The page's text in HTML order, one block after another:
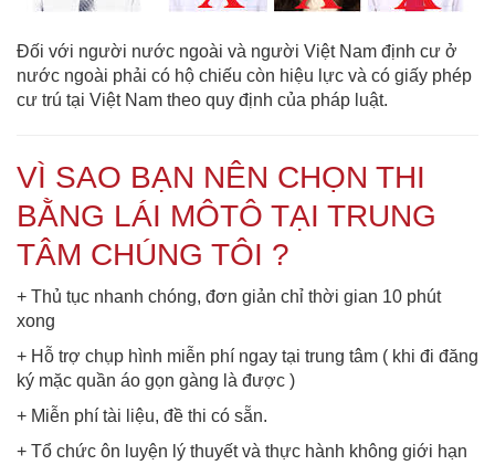
Đối với người nước ngoài và người Việt Nam định cư ở
nước ngoài phải có hộ chiếu còn hiệu lực và có giấy phép
cư trú tại Việt Nam theo quy định của pháp luật.
VÌ SAO BẠN NÊN CHỌN THI
BẰNG LÁI MÔTÔ TẠI TRUNG
TÂM CHÚNG TÔI ?
+ Thủ tục nhanh chóng, đơn giản chỉ thời gian 10 phút
xong
+ Hỗ trợ chụp hình miễn phí ngay tại trung tâm ( khi đi đăng
ký mặc quần áo gọn gàng là được )
+ Miễn phí tài liệu, đề thi có sẵn.
+ Tổ chức ôn luyện lý thuyết và thực hành không giới hạn